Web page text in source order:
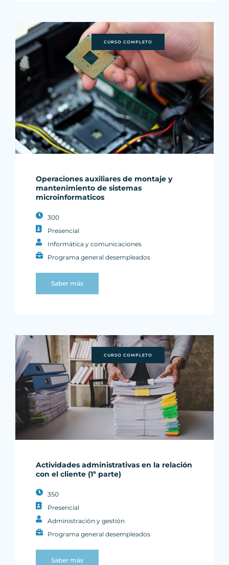
CURSO COMPLETO
Operaciones auxiliares de montaje y
mantenimiento de sistemas
microinformaticos
300
Presencial
Informática y comunicaciones
Programa general desempleados
Saber más
CURSO COMPLETO
Actividades administrativas en la relación
con el cliente (1ª parte)
350
Presencial
Administración y gestión
Programa general desempleados
Saber más